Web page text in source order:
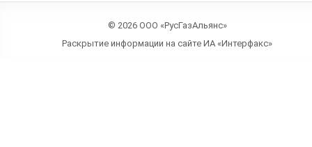
© 2026 ООО «РусГазАльянс»
Раскрытие информации на сайте ИА «Интерфакс»